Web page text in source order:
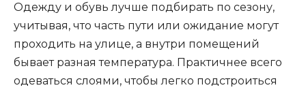
Одежду и обувь лучше подбирать по сезону,
учитывая, что часть пути или ожидание могут
проходить на улице, а внутри помещений
бывает разная температура. Практичнее всего
одеваться слоями, чтобы легко подстроиться